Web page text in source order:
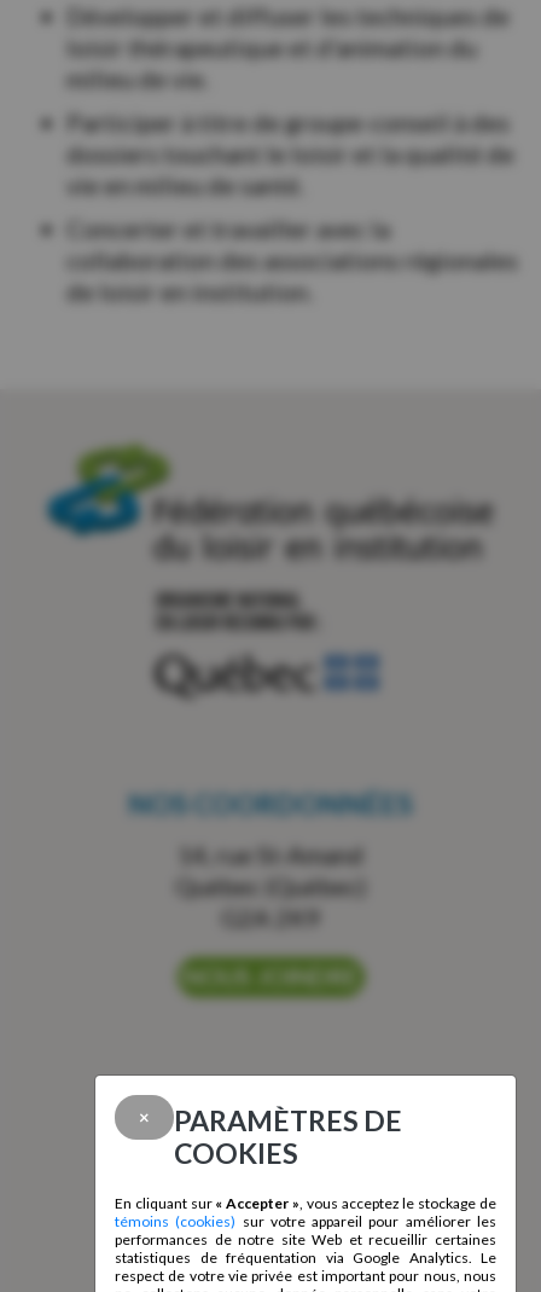
Développer et diffuser les techniques de
loisir thérapeutique et d'animation du
milieu de vie.
Participer à titre de groupe-conseil à des
dossiers touchant le loisir et la qualité de
vie en milieu de santé.
Concerter et travailler avec la
collaboration des associations régionales
de loisir en institution.
NOS COORDONNÉES
14, rue St-Amand
Québec (Québec)
G2A 2K9
NOUS JOINDRE
HEURES D'OUVERTURE
Lundi au vendredi :
8 h à 12 h
13 h à 16 h
×
PARAMÈTRES DE
COOKIES
En cliquant sur « Accepter », vous acceptez le stockage de
témoins (cookies) sur votre appareil pour améliorer les
performances de notre site Web et recueillir certaines
statistiques de fréquentation via Google Analytics. Le
respect de votre vie privée est important pour nous, nous